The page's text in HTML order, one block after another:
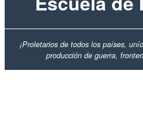
¡Proletarios de todos los países,
producción de guerra,